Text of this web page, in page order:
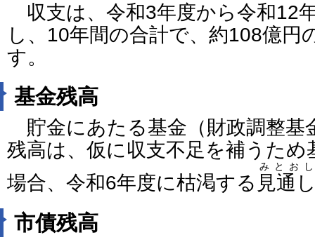
収支は、令和3年度から令和12
し、10年間の合計で、約108億円
す。
基金残高
貯金にあたる基金（財政調整基
残高は、仮に収支不足を補うた
場合、令和6年度に枯渇する 見通
みとおし
市債残高